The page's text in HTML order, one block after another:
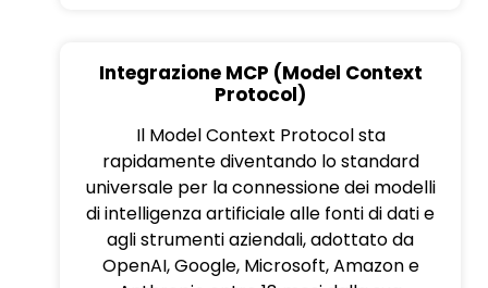
Integrazione MCP (Model Context
Protocol)
Il Model Context Protocol sta
rapidamente diventando lo standard
universale per la connessione dei modelli
di intelligenza artificiale alle fonti di dati e
agli strumenti aziendali, adottato da
OpenAI, Google, Microsoft, Amazon e